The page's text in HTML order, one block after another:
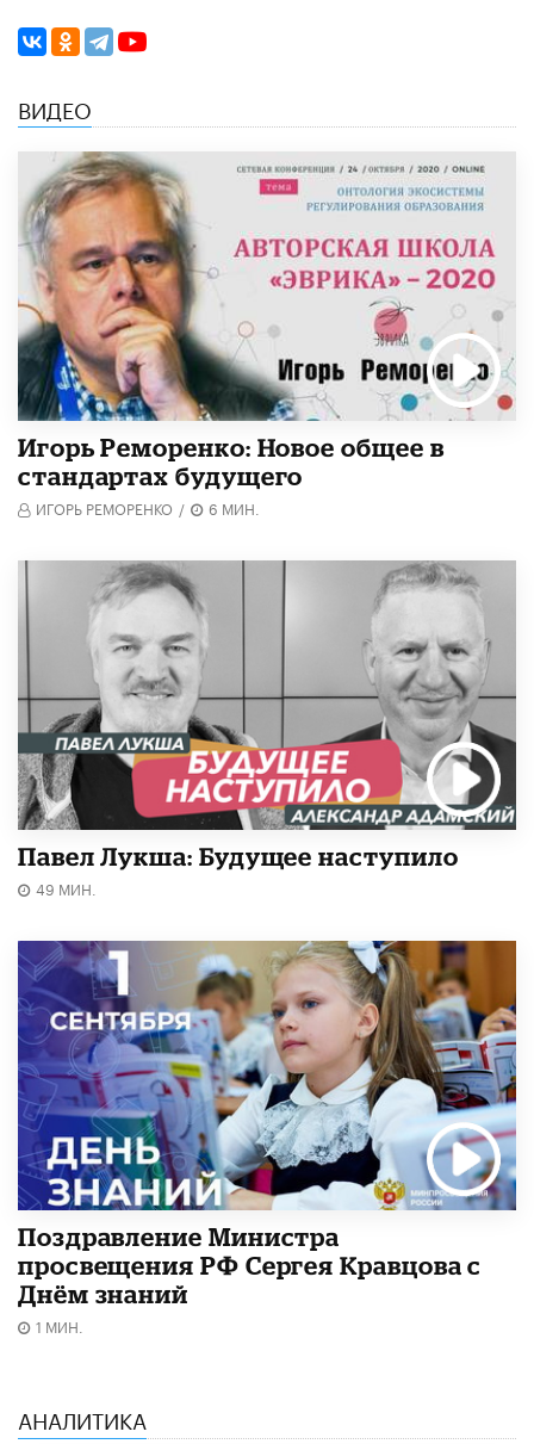
ВИДЕО
Игорь Реморенко: Новое общее в
стандартах будущего
ИГОРЬ РЕМОРЕНКО / 6 МИН.
Павел Лукша: Будущее наступило
49 МИН.
Поздравление Министра
просвещения РФ Сергея Кравцова с
Днём знаний
1 МИН.
АНАЛИТИКА